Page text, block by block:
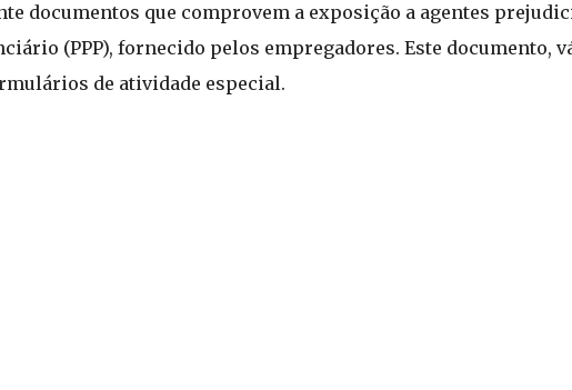
documentos que comprovem a exposição a agentes
(PPP), fornecido pelos empregadores. Este documento,
de atividade especial.